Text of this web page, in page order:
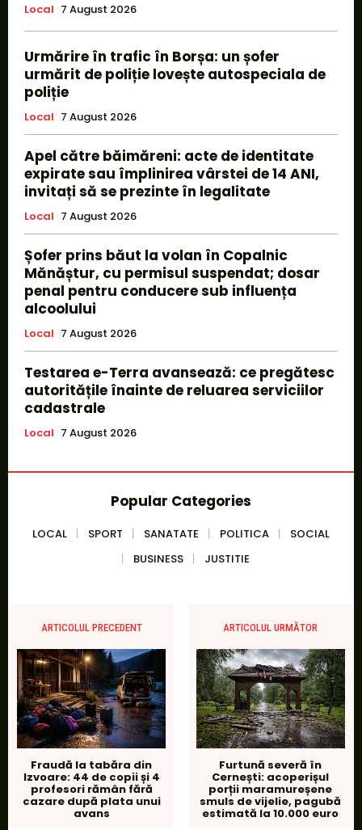
Local 7 August 2026
Urmărire în trafic în Borșa: un șofer
urmărit de poliție lovește autospeciala de
poliție
Local 7 August 2026
Apel către băimăreni: acte de identitate
expirate sau împlinirea vârstei de 14 ANI,
invitați să se prezinte în legalitate
Local 7 August 2026
Șofer prins băut la volan în Copalnic
Mănăștur, cu permisul suspendat; dosar
penal pentru conducere sub influența
alcoolului
Local 7 August 2026
Testarea e-Terra avansează: ce pregătesc
autoritățile înainte de reluarea serviciilor
cadastrale
Local 7 August 2026
Popular Categories
LOCAL SPORT SANATATE POLITICA
SOCIAL
BUSINESS
JUSTITIE
ARTICOLUL PRECEDENT
Fraudă la tabăra din
Izvoare: 44 de copii și 4
profesori rămân fără
cazare după plata unui
avans
ARTICOLUL URMĂTOR
Furtună severă în
Cernești: acoperișul
porții maramureșene
smuls de vijelie, pagubă
estimată la 10.000 euro